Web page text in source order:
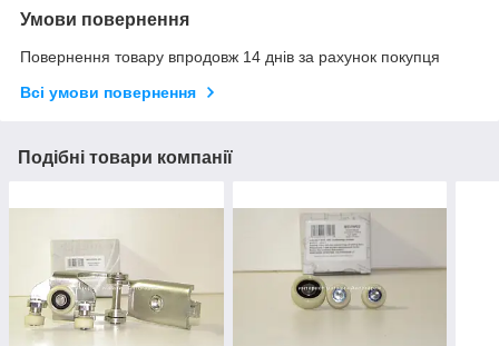
Умови повернення
Повернення товару впродовж 14 днів за рахунок покупця
Всі умови повернення
Подібні товари компанії